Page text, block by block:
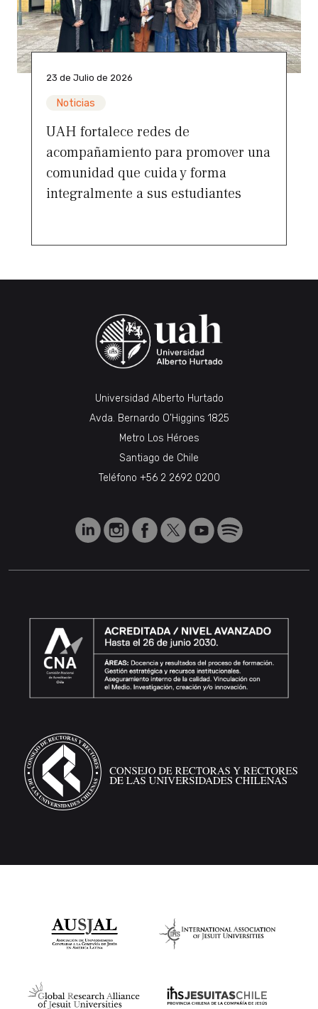
23 de Julio de 2026
Noticias
UAH fortalece redes de
acompañamiento para promover una
comunidad que cuida y forma
integralmente a sus estudiantes
Universidad Alberto Hurtado
Avda. Bernardo O’Higgins 1825
Metro Los Héroes
Santiago de Chile
Teléfono +56 2 2692 0200